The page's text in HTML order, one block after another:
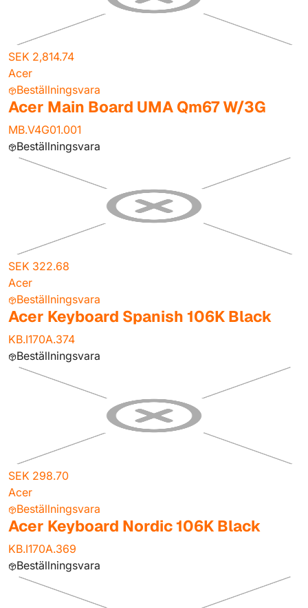
SEK 2,814.74
Acer
Beställningsvara
Acer Main Board UMA Qm67 W/3G
MB.V4G01.001
Beställningsvara
SEK 322.68
Acer
Beställningsvara
Acer Keyboard Spanish 106K Black
KB.I170A.374
Beställningsvara
SEK 298.70
Acer
Beställningsvara
Acer Keyboard Nordic 106K Black
KB.I170A.369
Beställningsvara